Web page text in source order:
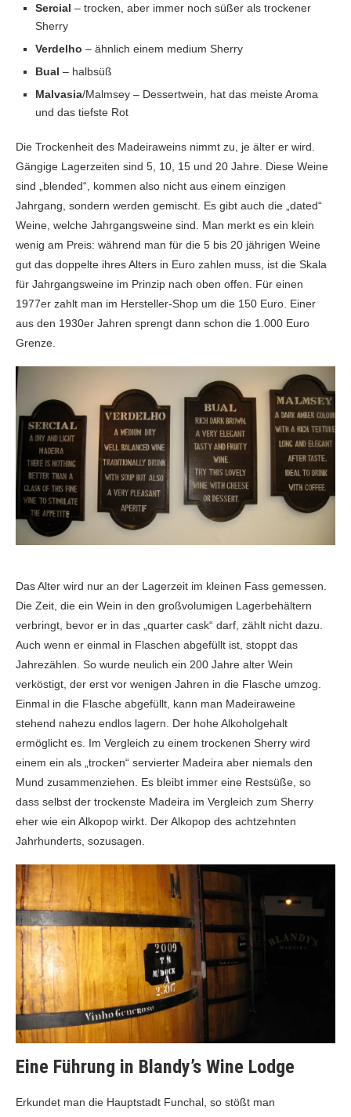
Sercial – trocken, aber immer noch süßer als trockener
Sherry
Verdelho – ähnlich einem medium Sherry
Bual – halbsüß
Malvasia/Malmsey – Dessertwein, hat das meiste Aroma
und das tiefste Rot
Die Trockenheit des Madeiraweins nimmt zu, je älter er wird.
Gängige Lagerzeiten sind 5, 10, 15 und 20 Jahre. Diese Weine
sind „blended“, kommen also nicht aus einem einzigen
Jahrgang, sondern werden gemischt. Es gibt auch die „dated“
Weine, welche Jahrgangsweine sind. Man merkt es ein klein
wenig am Preis: während man für die 5 bis 20 jährigen Weine
gut das doppelte ihres Alters in Euro zahlen muss, ist die Skala
für Jahrgangsweine im Prinzip nach oben offen. Für einen
1977er zahlt man im Hersteller-Shop um die 150 Euro. Einer
aus den 1930er Jahren sprengt dann schon die 1.000 Euro
Grenze.
Das Alter wird nur an der Lagerzeit im kleinen Fass gemessen.
Die Zeit, die ein Wein in den großvolumigen Lagerbehältern
verbringt, bevor er in das „quarter cask“ darf, zählt nicht dazu.
Auch wenn er einmal in Flaschen abgefüllt ist, stoppt das
Jahrezählen. So wurde neulich ein 200 Jahre alter Wein
verköstigt, der erst vor wenigen Jahren in die Flasche umzog.
Einmal in die Flasche abgefüllt, kann man Madeiraweine
stehend nahezu endlos lagern. Der hohe Alkoholgehalt
ermöglicht es. Im Vergleich zu einem trockenen Sherry wird
einem ein als „trocken“ servierter Madeira aber niemals den
Mund zusammenziehen. Es bleibt immer eine Restsüße, so
dass selbst der trockenste Madeira im Vergleich zum Sherry
eher wie ein Alkopop wirkt. Der Alkopop des achtzehnten
Jahrhunderts, sozusagen.
Eine Führung in Blandy’s Wine Lodge
Erkundet man die Hauptstadt Funchal, so stößt man